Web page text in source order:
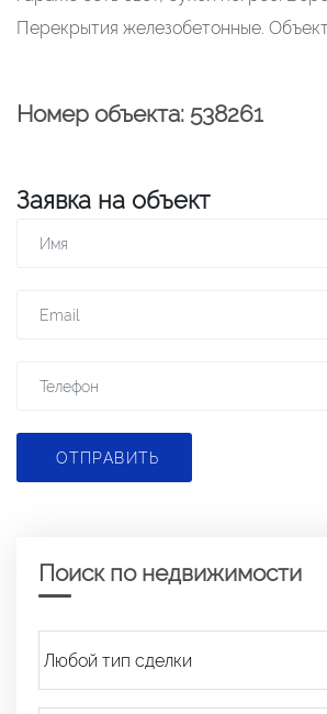
Перекрытия железобетонные.
Номер объекта: 538261
Заявка на объект
ОТПРАВИТЬ
Поиск по недвижимости